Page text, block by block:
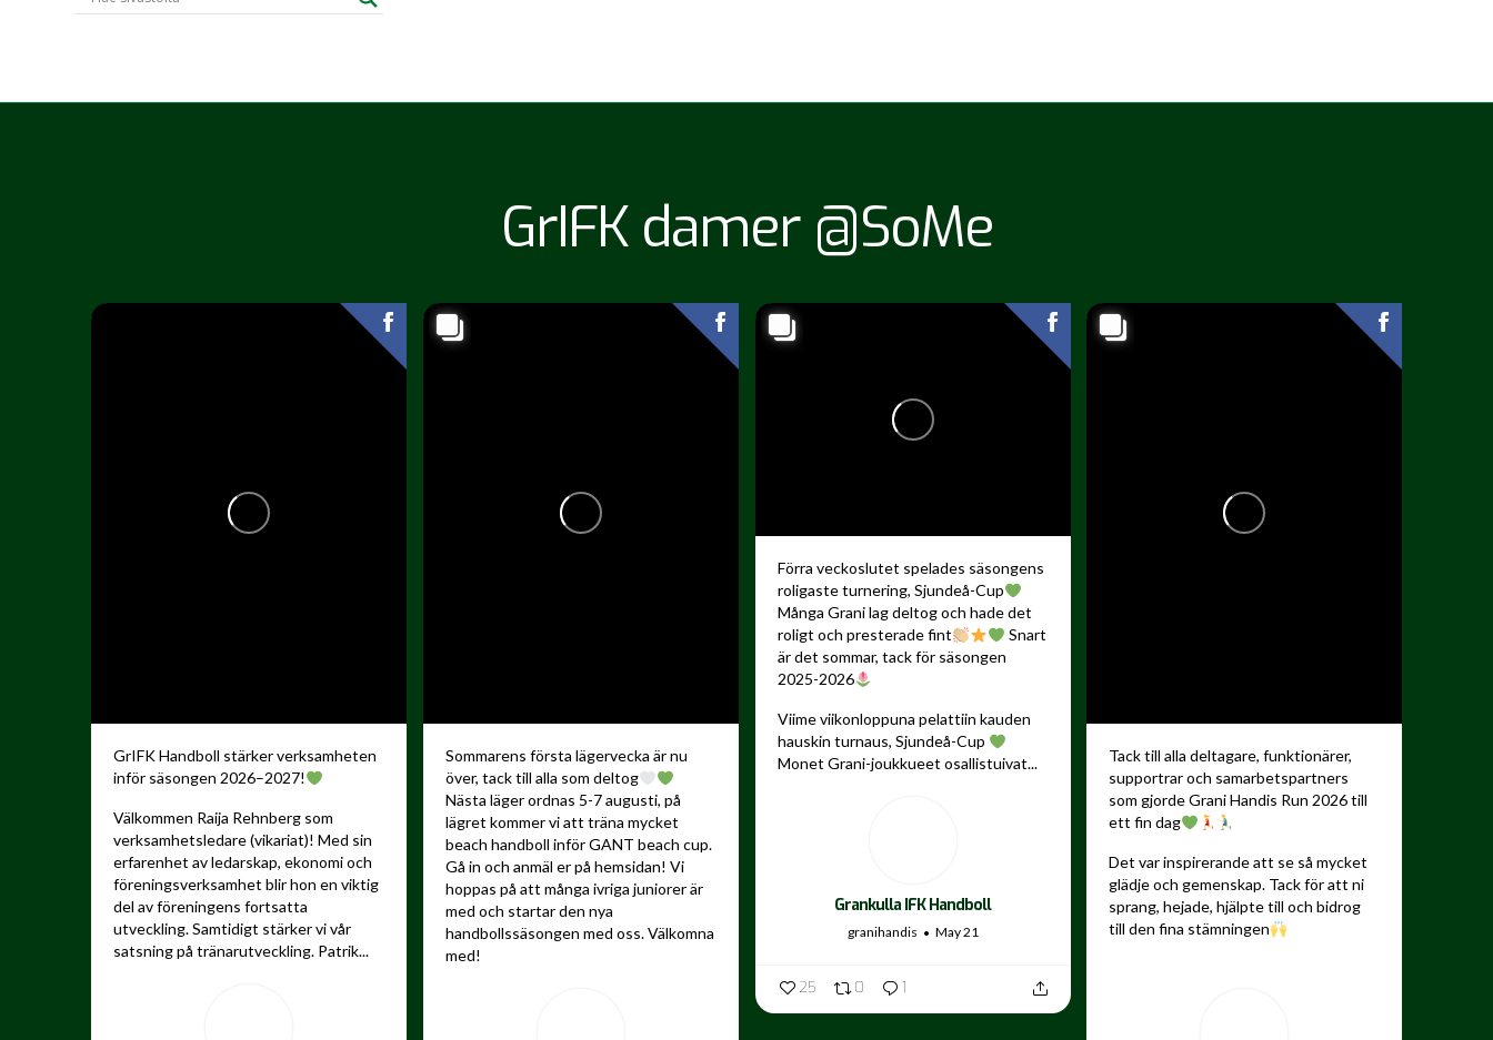
GrIFK damer @SoMe
GrIFK Handboll stärker verksamheten
inför säsongen 2026–2027!
Välkommen Raija Rehnberg som
verksamhetsledare (vikariat)! Med sin
erfarenhet av ledarskap, ekonomi och
föreningsverksamhet blir hon en viktig
del av föreningens fortsatta
utveckling.Samtidigt stärker vi vår
satsning på tränarutveckling. Patrik...
Sommarens första lägervecka är nu
över, tack till alla som deltog
Nästa läger ordnas 5-7 augusti, på
lägret kommer vi att träna mycket
beach handboll inför GANT beach cup.
Gå in och anmäl er på hemsidan! Vi
hoppas på att många ivriga juniorer är
med och startar den nya
handbollssäsongen med oss. Välkomna
med!
Förra veckoslutet spelades säsongens
roligaste turnering, Sjundeå-Cup
Många Grani lag deltog och hade det
roligt och presterade fint
Snart
är det sommar, tack för säsongen
2025-2026
Viime viikonloppuna pelattiin kauden
hauskin turnaus, Sjundeå-Cup
Monet Grani-joukkueet osallistuivat...
Grankulla IFK Handboll
granihandis May 21
25 0 1
Tack till alla deltagare, funktionärer,
supportrar och samarbetspartners
som gjorde Grani Handis Run 2026 till
ett fin dag
Det var inspirerande att se så mycket
glädje och gemenskap. Tack för att ni
sprang, hejade, hjälpte till och bidrog
till den fina stämningen